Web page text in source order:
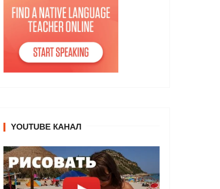
YOUTUBE КАНАЛ